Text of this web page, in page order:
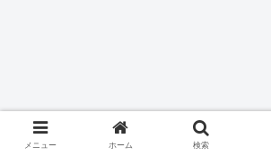
メニュー ホーム 検索